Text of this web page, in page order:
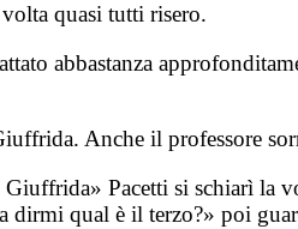
quasi tutti risero.
abbastanza
Anche il professore
Giuffrida» Pacetti si schiarì
dirmi qual è il terzo?» poi